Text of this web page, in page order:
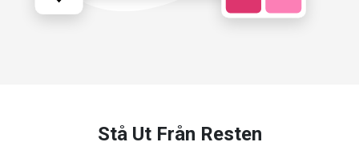
Stå Ut Från Resten